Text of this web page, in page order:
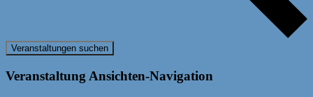
Veranstaltungen suchen
Veranstaltung Ansichten-Navigation